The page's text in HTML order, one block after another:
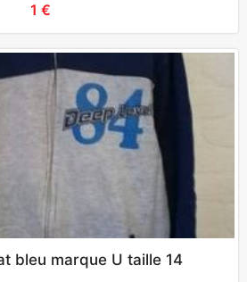
1 €
bleu marque U taille 14